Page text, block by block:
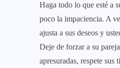
Haga todo lo que esté a
poco la impaciencia. A
ajusta a sus deseos y
Deje de forzar a su
apresuradas, respete